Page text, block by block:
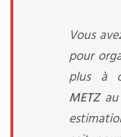
Vous
pour
plus à
METZ au